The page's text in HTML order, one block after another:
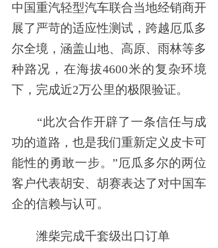
中国重汽轻型汽车联合当地经销商开
展了严苛的适应性测试，跨越厄瓜多
尔全境，涵盖山地、高原、雨林等多
种路况，在海拔4600米的复杂环境
下，完成近2万公里的极限验证。
“此次合作开辟了一条信任与成
功的道路，也是我们重新定义皮卡可
能性的勇敢一步。”厄瓜多尔的两位
客户代表胡安、胡赛表达了对中国车
企的信赖与认可。
潍柴完成千套级出口订单